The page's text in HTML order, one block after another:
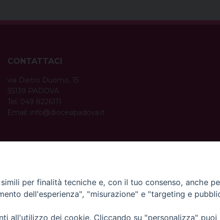
CONTATTACI
via Dietro Duomo, 15
35139 PADOVA
Tel. 049 8226111
Email: info@diocesipadova.it
per finalità tecniche e, con il tuo consenso, anche
dell'esperienza", "misurazione" e "targeting e
all'utilizzo dei cookie. Cliccando su "personalizza"